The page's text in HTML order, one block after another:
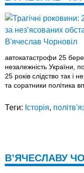
автокатастрофи 25
незалежність України,
25 років слідство так і
та соратники політика
Теги: Історія,
В’ЯЧЕСЛАВУ